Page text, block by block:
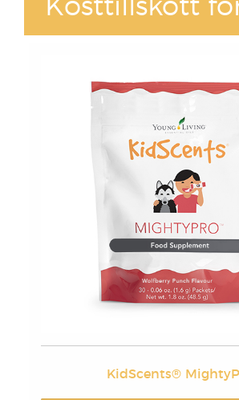
Kosttillskott
KidScents®